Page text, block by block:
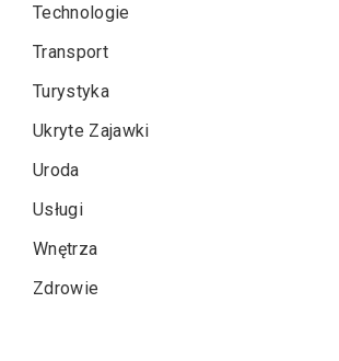
Technologie
Transport
Turystyka
Ukryte Zajawki
Uroda
Usługi
Wnętrza
Zdrowie